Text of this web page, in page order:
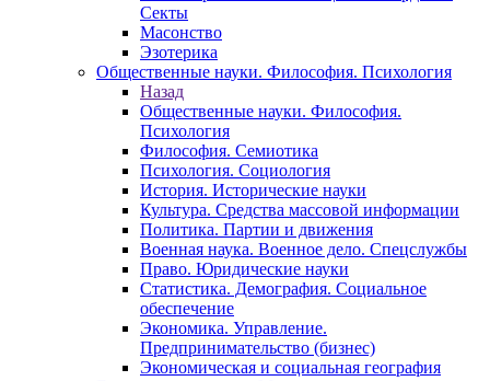
Секты
Масонство
Эзотерика
Общественные науки. Философия. Психология
Назад
Общественные науки. Философия.
Психология
Философия. Семиотика
Психология. Социология
История. Исторические науки
Культура. Средства массовой информации
Политика. Партии и движения
Военная наука. Военное дело. Спецслужбы
Право. Юридические науки
Статистика. Демография. Социальное
обеспечение
Экономика. Управление.
Предпринимательство (бизнес)
Экономическая и социальная география